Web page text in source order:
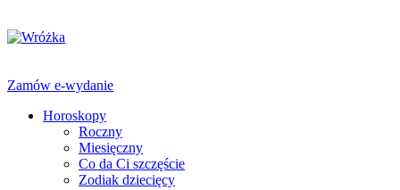
Zamów e-wydanie
Horoskopy
Roczny
Miesięczny
Co da Ci szczęście
Zodiak dziecięcy